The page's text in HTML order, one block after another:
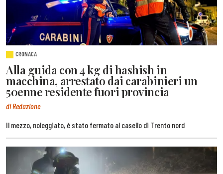
CRONACA
Alla guida con 4 kg di hashish in
macchina, arrestato dai carabinieri un
50enne residente fuori provincia
di Redazione
Il mezzo, noleggiato, è stato fermato al casello di Trento nord